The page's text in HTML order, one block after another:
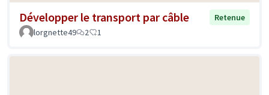
Développer le transport par câble
Retenue
lorgnette49
2 1